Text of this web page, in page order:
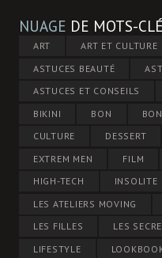
NUAGE DE MOTS-
ART ART ET CULTURE
ASTUCES BEAUTÉ
ASTUCES ET CONSEILS
BIKINI
BON
CULTURE
DESSERT
EXTREM MEN
FILM
HIGH-TECH
INSOLITE
LES ATELIERS MOVING
LES FILLES
LES
LIFESTYLE